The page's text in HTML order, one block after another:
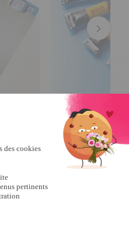
Colle
4.2/5
7,99 €